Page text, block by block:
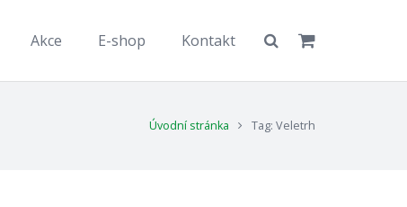
Akce E-shop Kontakt
Úvodní stránka Tag: Veletrh